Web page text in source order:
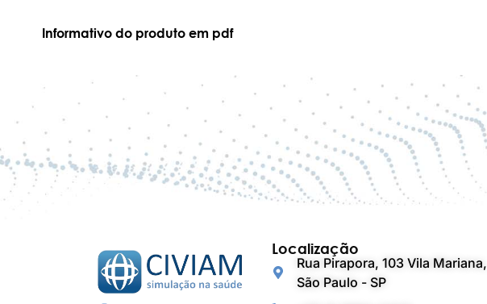
Informativo do produto em pdf
Localização
Rua Pirapora, 103 Vila Mariana,
São Paulo - SP